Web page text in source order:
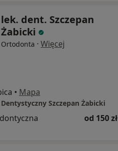
lek. dent. Szczepan
Żabicki
Ortodonta · Więcej
• Mapa
Szczepan Żabicki
od 150 zł